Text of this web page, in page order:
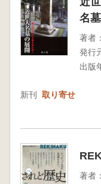
名
著者：
発行
出版
新刊 取り寄せ
著者：